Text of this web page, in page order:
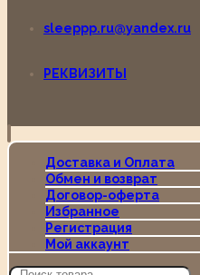
sleeppp.ru@yandex.ru
РЕКВИЗИТЫ
Доставка и Оплата
Обмен и возврат
Договор-оферта
Избранное
Регистрация
Мой аккаунт